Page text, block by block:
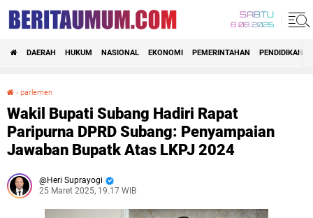
SABTU
8 08 2026
DAERAH HUKUM NASIONAL EKONOMI PEMERINTAHAN PENDIDIKAN
› parlemen
Wakil Bupati Subang Hadiri Rapat
Paripurna DPRD Subang: Penyampaian
Jawaban Bupatk Atas LKPJ 2024
Heri Suprayogi
25 Maret 2025, 19.17 WIB